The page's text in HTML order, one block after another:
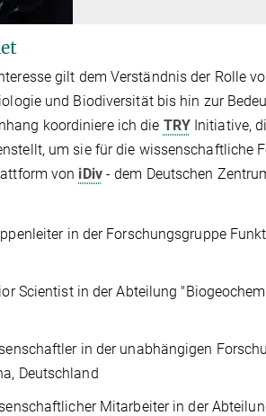
gilt dem Verständnis der Rolle
und Biodiversität bis hin zur
koordiniere ich die TRYInitiative,
um sie für die wissenschaftliche
von iDiv- dem Deutschen
in der Forschungsgruppe
Scientist in der Abteilung
in der unabhängigen
Deutschland
Mitarbeiter in der